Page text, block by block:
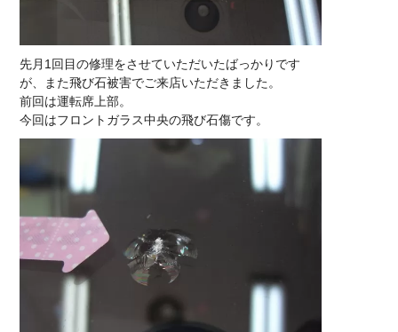
先月1回目の修理をさせていただいたばっかりです
が、また飛び石被害でご来店いただきました。
前回は運転席上部。
今回はフロントガラス中央の飛び石傷です。